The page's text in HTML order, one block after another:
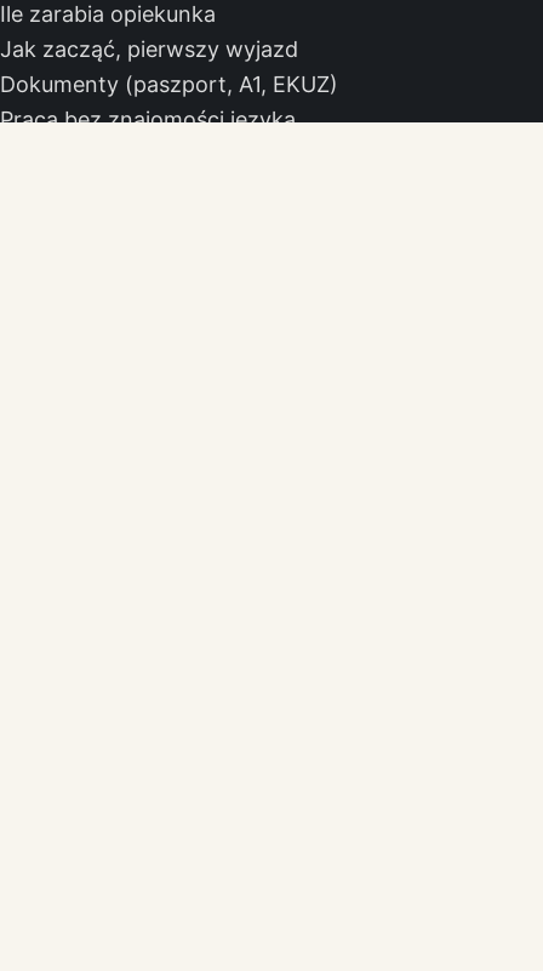
Ile zarabia opiekunka
Jak zacząć, pierwszy wyjazd
Dokumenty (paszport, A1, EKUZ)
Praca bez znajomości języka